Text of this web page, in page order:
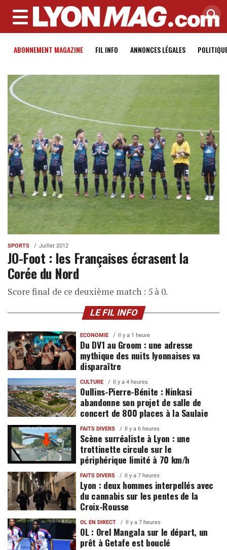
MENU
ABONNEMENT MAGAZINE FIL INFO ANNONCES LÉGALES
SPORTS Juillet 2012
JO-Foot : les Françaises écrasent la
Corée du Nord
Score final de ce deuxième match : 5 à 0.
LE FIL INFO
ECONOMIE Il y a 1 heure
Du DV1 au Groom : une adresse
mythique des nuits lyonnaises va
disparaître
CULTURE Il y a 4 heures
Oullins-Pierre-Bénite : Ninkasi
abandonne son projet de salle de
concert de 800 places à la Saulaie
FAITS DIVERS Il y a 6 heures
Scène surréaliste à Lyon : une
trottinette circule sur le
périphérique limité à 70 km/h
FAITS DIVERS Il y a 7 heures
Lyon : deux hommes interpellés avec
du cannabis sur les pentes de la
Croix-Rousse
OL EN DIRECT Il y a 7 heures
OL : Orel Mangala sur le départ, un
prêt à Getafe est bouclé